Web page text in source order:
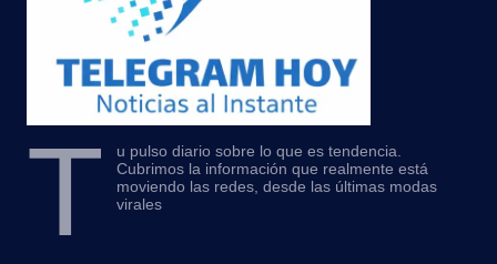
T
u pulso diario sobre lo que es tendencia.
Cubrimos la información que realmente está
moviendo las redes, desde las últimas modas
virales